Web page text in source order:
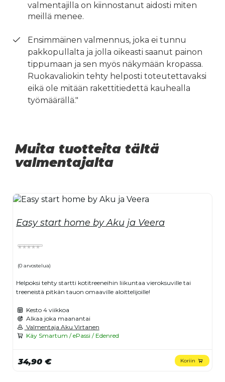
valmentajilla on kiinnostanut aidosti miten
meillä menee.
Ensimmäinen valmennus, joka ei tunnu
pakkopullalta ja jolla oikeasti saanut painon
tippumaan ja sen myös näkymään kropassa.
Ruokavaliokin tehty helposti toteutettavaksi
eikä ole mitään rakettitiedettä kauhealla
työmäärällä."
Muita tuotteita tältä
valmentajalta
Easy start home by Aku ja Veera
(0 arvostelua)
Helpoksi tehty startti kotitreeneihin liikuntaa vieroksuville tai
treeneistä pitkän tauon omaaville aloittelijoille!
Kesto 4 viikkoa
Alkaa joka maanantai
Valmentaja Aku Virtanen
Käy Smartum / ePassi / Edenred
34,90 € Koriin